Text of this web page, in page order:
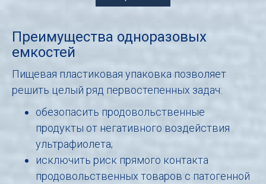
Преимущества одноразовых
емкостей
Пищевая пластиковая упаковка позволяет
решить целый ряд первостепенных задач:
обезопасить продовольственные
продукты от негативного воздействия
ультрафиолета;
исключить риск прямого контакта
продовольственных товаров с патогенной